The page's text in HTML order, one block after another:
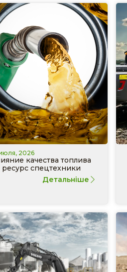
2026
качества топлива
ресурс спецтехники
Детальніше